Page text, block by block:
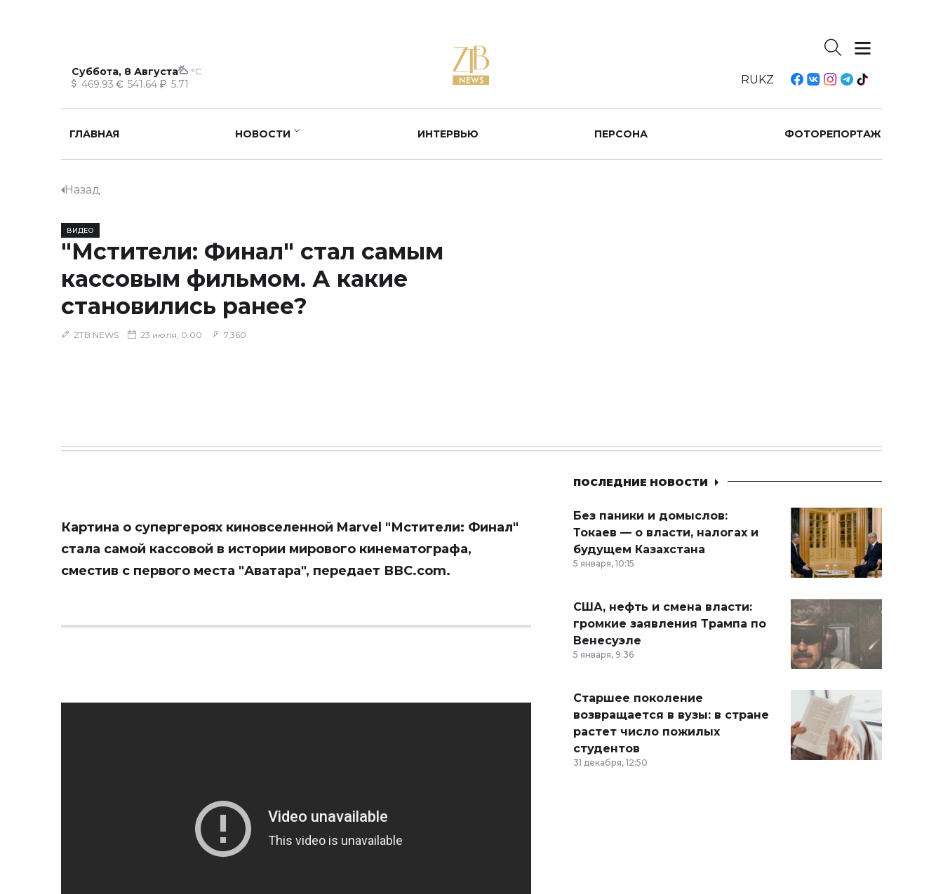
Суббота, 8 Августа °C
469.93 541.64 5.71 RUKZ
ГЛАВНАЯ НОВОСТИ ИНТЕРВЬЮ ПЕРСОНА ФОТОРЕПОРТАЖ
Назад
ВИДЕО
"Мстители: Финал" стал самым
кассовым фильмом. А какие
становились ранее?
ZTB NEWS 23 июля, 0:00 7,360
Картина о супергероях киновселенной Marvel "Мстители: Финал"
стала самой кассовой в истории мирового кинематографа,
сместив с первого места "Аватара", передает ВВС.com.
ПОСЛЕДНИЕ НОВОСТИ
Без паники и домыслов:
Токаев — о власти, налогах и
будущем Казахстана
5 января, 10:15
США, нефть и смена власти:
громкие заявления Трампа по
Венесуэле
5 января, 9:36
Старшее поколение
возвращается в вузы: в стране
растет число пожилых
студентов
31 декабря, 12:50